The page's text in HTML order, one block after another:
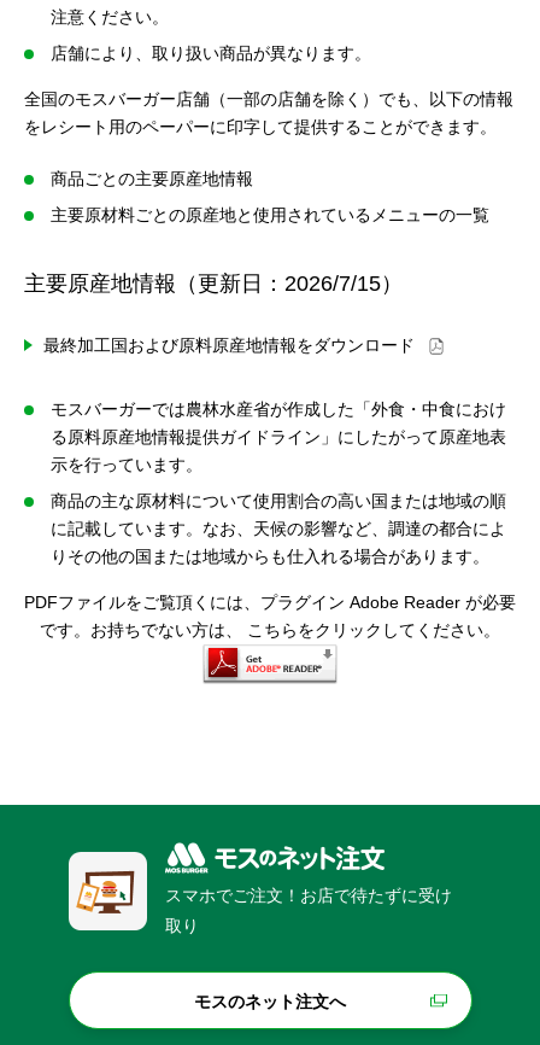
注意ください。
店舗により、取り扱い商品が異なります。
全国のモスバーガー店舗（一部の店舗を除く）でも、以下の情報
をレシート用のペーパーに印字して提供することができます。
商品ごとの主要原産地情報
主要原材料ごとの原産地と使用されているメニューの一覧
主要原産地情報（更新日：2026/7/15）
最終加工国および原料原産地情報をダウンロード
モスバーガーでは農林水産省が作成した「外食・中食におけ
る原料原産地情報提供ガイドライン」にしたがって原産地表
示を行っています。
商品の主な原材料について使用割合の高い国または地域の順
に記載しています。なお、天候の影響など、調達の都合によ
りその他の国または地域からも仕入れる場合があります。
PDFファイルをご覧頂くには、プラグイン Adobe Reader が必要
です。お持ちでない方は、
こちらをクリックしてください。
スマホでご注文！お店で待たずに受け
取り
モスのネット注文へ